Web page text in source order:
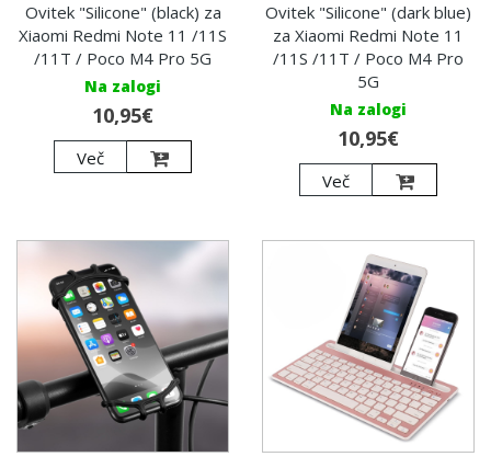
Ovitek "Silicone" (black) za
Xiaomi Redmi Note 11 /11S
/11T / Poco M4 Pro 5G
Na zalogi
10,95€
Več
Ovitek "Silicone" (dark blue)
za Xiaomi Redmi Note 11
/11S /11T / Poco M4 Pro
5G
Na zalogi
10,95€
Več